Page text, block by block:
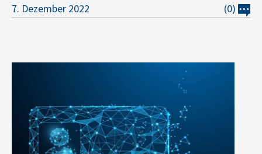
7. Dezember 2022 (0)